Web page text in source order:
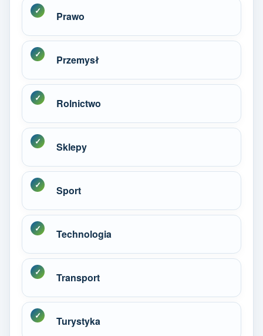
Prawo
Przemysł
Rolnictwo
Sklepy
Sport
Technologia
Transport
Turystyka